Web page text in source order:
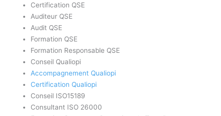
Certification QSE
Auditeur QSE
Audit QSE
Formation QSE
Formation Responsable QSE
Conseil Qualiopi
Accompagnement Qualiopi
Certification Qualiopi
Conseil ISO15189
Consultant ISO 26000